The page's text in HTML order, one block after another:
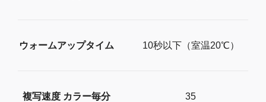
ウォームアップタイム 10秒以下（室温20℃）
複写速度 カラー毎分 35